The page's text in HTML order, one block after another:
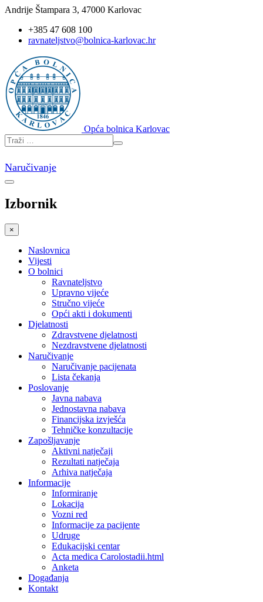
Andrije Štampara 3, 47000 Karlovac
+385 47 608 100
ravnateljstvo@bolnica-karlovac.hr
Opća bolnica Karlovac
Naručivanje
Izbornik
×
Naslovnica
Vijesti
O bolnici
Ravnateljstvo
Upravno vijeće
Stručno vijeće
Opći akti i dokumenti
Djelatnosti
Zdravstvene djelatnosti
Nezdravstvene djelatnosti
Naručivanje
Naručivanje pacijenata
Lista čekanja
Poslovanje
Javna nabava
Jednostavna nabava
Financijska izvješća
Tehničke konzultacije
Zapošljavanje
Aktivni natječaji
Rezultati natječaja
Arhiva natječaja
Informacije
Informiranje
Lokacija
Vozni red
Informacije za pacijente
Udruge
Edukacijski centar
Acta medica Carolostadii.html
Anketa
Događanja
Kontakt